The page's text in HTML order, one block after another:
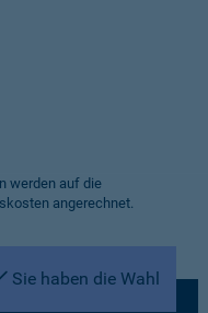
werden auf die
angerechnet.
Sie haben die Wahl